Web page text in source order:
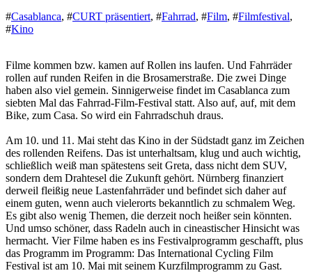
#Casablanca, #CURT präsentiert, #Fahrrad, #Film, #Filmfestival,
#Kino
Filme kommen bzw. kamen auf Rollen ins laufen. Und Fahrräder
rollen auf runden Reifen in die Brosamerstraße. Die zwei Dinge
haben also viel gemein. Sinnigerweise findet im Casablanca zum
siebten Mal das Fahrrad-Film-Festival statt. Also auf, auf, mit dem
Bike, zum Casa. So wird ein Fahrradschuh draus.
Am 10. und 11. Mai steht das Kino in der Südstadt ganz im Zeichen
des rollenden Reifens. Das ist unterhaltsam, klug und auch wichtig,
schließlich weiß man spätestens seit Greta, dass nicht dem SUV,
sondern dem Drahtesel die Zukunft gehört. Nürnberg finanziert
derweil fleißig neue Lastenfahrräder und befindet sich daher auf
einem guten, wenn auch vielerorts bekanntlich zu schmalem Weg.
Es gibt also wenig Themen, die derzeit noch heißer sein könnten.
Und umso schöner, dass Radeln auch in cineastischer Hinsicht was
hermacht. Vier Filme haben es ins Festivalprogramm geschafft, plus
das Programm im Programm: Das International Cycling Film
Festival ist am 10. Mai mit seinem Kurzfilmprogramm zu Gast.